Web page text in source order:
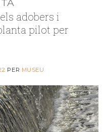
adobers i
pilot per
PER MUSEU